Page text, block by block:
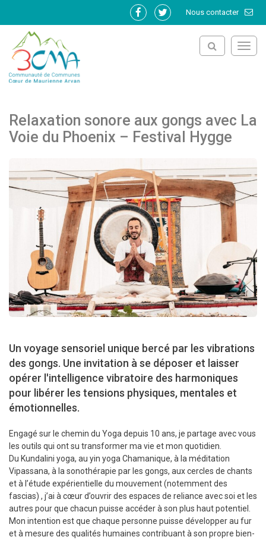
Nous contacter
Lien
Lien
Relaxation sonore aux gongs avec La
Voie du Phoenix – Festival Hygge
Un voyage sensoriel unique bercé par les vibrations
des gongs. Une invitation à se déposer et laisser
opérer l'intelligence vibratoire des harmoniques
pour libérer les tensions physiques, mentales et
émotionnelles.
Engagé sur le chemin du Yoga depuis 10 ans, je partage avec vous
les outils qui ont su transformer ma vie et mon quotidien.
Du Kundalini yoga, au yin yoga Chamanique, à la méditation
Vipassana, à la sonothérapie par les gongs, aux cercles de chants
et à l’étude expérientielle du mouvement (notemment des
fascias) , j’ai à cœur d’ouvrir des espaces de reliance avec soi et les
autres pour que chacun puisse accéder à son plus haut potentiel.
Mon intention est que chaque personne puisse développer au fur
et à mesure des qualités humaines contribuant à son propre bien-